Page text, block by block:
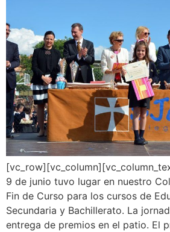
9 de junio tuvo lugar en nuestro
Fin de Curso para los cursos de
Secundaria y Bachillerato. La
entrega de premios en el patio. El